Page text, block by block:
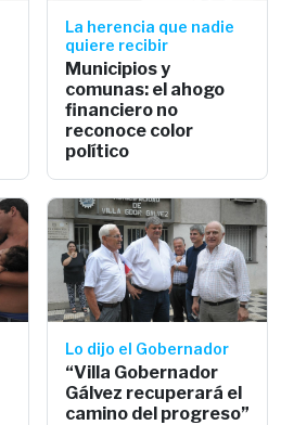
La herencia que nadie
quiere recibir
Municipios y
comunas: el ahogo
financiero no
reconoce color
político
Lo dijo el Gobernador
“Villa Gobernador
Gálvez recuperará el
camino del progreso”